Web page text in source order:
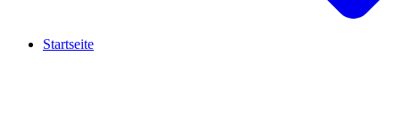
Startseite